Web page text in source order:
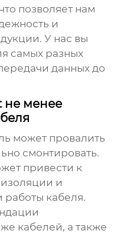
позволяет нам
и
У нас вы
самых разных
данных до
менее
может провалить
смонтировать.
привести к
и
кабеля.
кабелей, а также